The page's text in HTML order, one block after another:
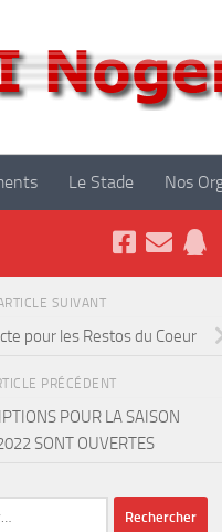
Le Stade Nos
SUIVANT
pour les Restos du Coeur
PRÉCÉDENT
POUR LA SAISON
SONT OUVERTES